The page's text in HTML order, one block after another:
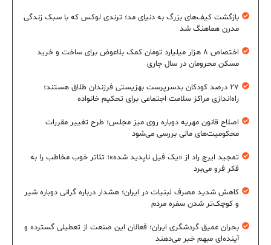
بازگشت کیف‌های بزرگ به دنیای مد؛ ترندی لوکس که با سبک زندگی
مدرن هماهنگ شد
اختصاص ۸ هزار میلیارد تومان کمک بلاعوض برای ساخت و خرید
مسکن محرومان در سال جاری
۲۷ درصد کودکان بدسرپرست بهزیستی فرزندان طلاق هستند؛
راه‌اندازی مراکز سلامت اجتماعی برای تحکیم خانواده
اصلاح قانون مهریه دوباره روی میز مجلس؛ طرح تغییر مقررات
محکومیت‌های مالی بررسی می‌شود
تمجید ایرج راد از «یک فیل ناپدید شده»؛ تئاتر خوب مخاطب را به
فکر فرو می‌برد
کاهش شدید مصرف لبنیات در ایران؛ هشدار درباره گرانی دوباره شیر
و کوچک‌تر شدن سفره مردم
بحران عمیق گردشگری ایران؛ فعالان این صنعت از تعطیلی گسترده و
آینده‌ای مبهم خبر می‌دهند